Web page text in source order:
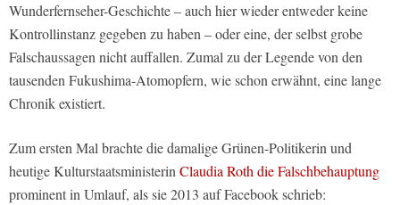
Wunderfernseher-Geschichte – auch hier wieder entweder keine
Kontrollinstanz gegeben zu haben – oder eine, der selbst grobe
Falschaussagen nicht auffallen. Zumal zu der Legende von den
tausenden Fukushima-Atomopfern, wie schon erwähnt, eine lange
Chronik existiert.
Zum ersten Mal brachte die damalige Grünen-Politikerin und
heutige KulturstaatsministerinClaudia Roth die Falschbehauptung
prominent in Umlauf, als sie 2013 auf Facebook schrieb: